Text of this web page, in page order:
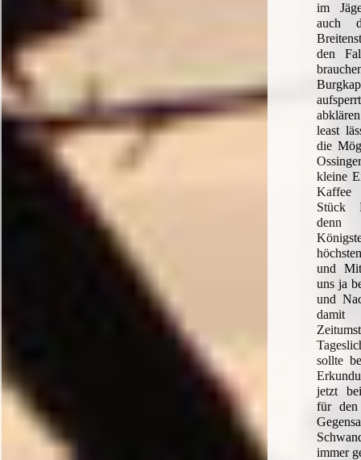
im
auch
den
least
die
kleine
Stück
denn
und
uns ja
und
sollte
jetzt
für
immer